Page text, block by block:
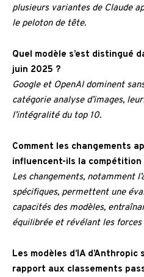
plusieurs variantes de Claude
le peloton de tête.
Quel modèle s’est distingué
juin 2025 ?
Google et OpenAI dominent
catégorie analyse d’images,
l’intégralité du top 10.
Comment les changements
influencent-ils la compétition
Les changements, notamment
spécifiques, permettent une
capacités des modèles,
équilibrée et révélant les forces
Les modèles d’IA
rapport aux classements